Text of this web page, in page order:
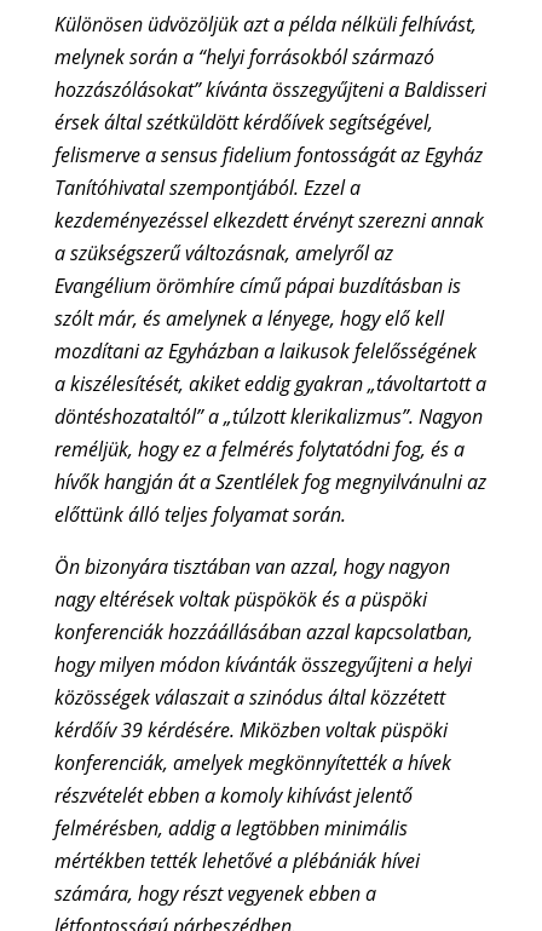
Különösen üdvözöljük azt a példa nélküli felhívást,
melynek során a “helyi forrásokból származó
hozzászólásokat” kívánta összegyűjteni a Baldisseri
érsek által szétküldött kérdőívek segítségével,
felismerve a sensus fidelium fontosságát az Egyház
Tanítóhivatal szempontjából. Ezzel a
kezdeményezéssel elkezdett érvényt szerezni annak
a szükségszerű változásnak, amelyről az
Evangélium örömhíre című pápai buzdításban is
szólt már, és amelynek a lényege, hogy elő kell
mozdítani az Egyházban a laikusok felelősségének
a kiszélesítését, akiket eddig gyakran „távoltartott a
döntéshozataltól” a „túlzott klerikalizmus”. Nagyon
reméljük, hogy ez a felmérés folytatódni fog, és a
hívők hangján át a Szentlélek fog megnyilvánulni az
előttünk álló teljes folyamat során.
Ön bizonyára tisztában van azzal, hogy nagyon
nagy eltérések voltak püspökök és a püspöki
konferenciák hozzáállásában azzal kapcsolatban,
hogy milyen módon kívánták összegyűjteni a helyi
közösségek válaszait a szinódus által közzétett
kérdőív 39 kérdésére. Miközben voltak püspöki
konferenciák, amelyek megkönnyítették a hívek
részvételét ebben a komoly kihívást jelentő
felmérésben, addig a legtöbben minimális
mértékben tették lehetővé a plébániák hívei
számára, hogy részt vegyenek ebben a